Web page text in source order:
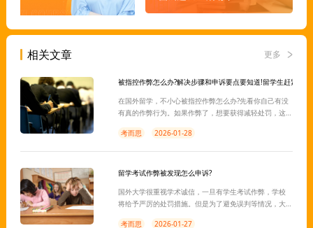
相关文章 更多
被指控作弊怎么办?解决步骤和申诉要点要知道!留学生赶紧围
在国外留学，不小心被指控作弊怎么办?先看你自己有没
有真的作弊行为。如果作弊了，想要获得减轻处罚，这
帮你指导整个申诉过程，增加申诉通过率。
考而思 2026-01-28
留学考试作弊被发现怎么申诉?
国外大学很重视学术诚信，一旦有学生考试作弊，学校
将给予严厉的处罚措施。但是为了避免误判等情况，大
考而思 2026-01-27